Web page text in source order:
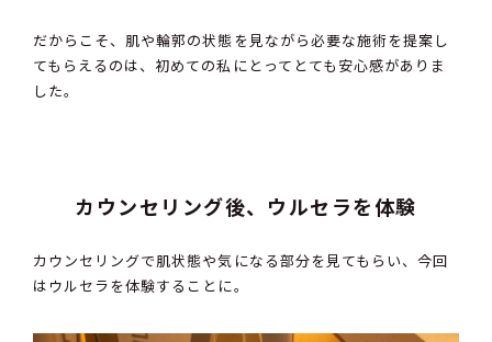
だからこそ、肌や輪郭の状態を見ながら必要な施術を提案し
てもらえるのは、初めての私にとってとても安心感がありま
した。
カウンセリング後、ウルセラを体験
カウンセリングで肌状態や気になる部分を見てもらい、今回
はウルセラを体験することに。